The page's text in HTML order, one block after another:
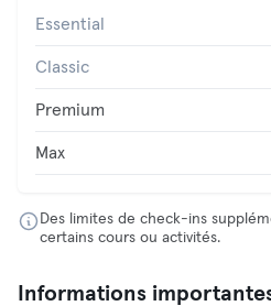
Essential
Classic
Premium
Max
Des limites de check-ins
certains cours ou activités.
Informations